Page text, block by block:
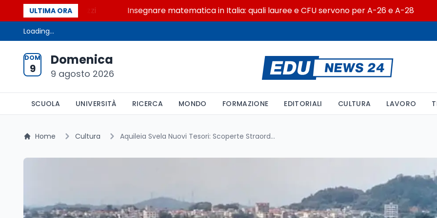
ULTIMA ORA
online dei ragazzi Insegnare matematica in Italia: quali lauree e CFU servono per A-26 e A-28
Loading...
DOM
9
Domenica
9 agosto 2026
SCUOLA UNIVERSITÀ RICERCA MONDO FORMAZIONE EDITORIALI CULTURA LAVORO
Home Cultura Aquileia Svela Nuovi Tesori: Scoperte Straordinarie dal Fondo ex Pasqualis Raccontano la Vita dell’Antico Porto Fluviale